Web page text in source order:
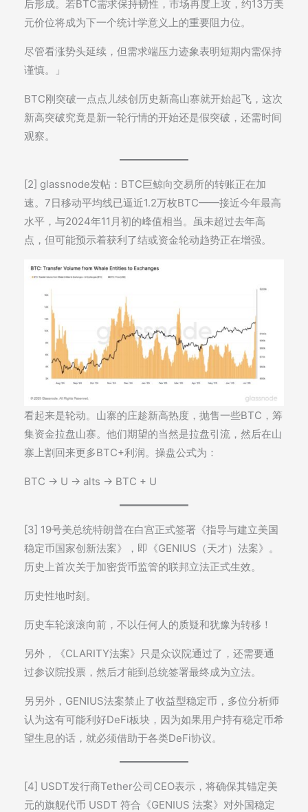
后形成。若BTC需求保持韧性，市场再度上攻，约13万美
元价位将成为下一个统计学意义上的重要阻力位。
尽管看涨势头延续，但需求端压力迹象表明短期内需保持
谨慎。」
BTC刚突破一点点儿续创历史新高山寨就开始起飞，这次
新高突破究竟是新一轮行情的开始还是假突破，还需时间
观察。
[2] glassnode发帖：BTC巨鲸向交易所的转账正在加
速。7日移动平均线已逼近1.2万枚BTC——接近今年最高
水平，与2024年11月初的峰值相当。虽未超过去年高
点，但可能预示着获利了结或资金轮动趋势正在增强。
看起来是轮动。山寨的庄趁新高热度，抛售一些BTC，筹
集资金拉盘山寨。他们期望的当然是拉盘引流，然后在山
寨上割回来更多BTC+利润。操盘公式为：
BTC -> U -> alts -> BTC + U
[3] 19号美总统特朗普在白宫正式签署《指导与建立美国
稳定币国家创新法案》，即《GENIUS（天才）法案》。
历史上首次关于加密货币监管的联邦立法正式生效。
历史性地时刻。
历史车轮滚滚向前，不以任何人的质疑和犹豫为转移！
另外，《CLARITY法案》只是众议院通过了，还需要通
过参议院投票，然后才能到总统签署最终成为立法。
另另外，GENIUS法案禁止了收益型稳定币，多位分析师
认为这有可能利好DeFi板块，因为如果用户持有稳定币希
望生息的话，就必须借助于各类DeFi协议。
[4] USDT发行商Tether公司CEO表示，将确保其锚定美
元的旗舰代币 USDT 符合《GENIUS 法案》对外国稳定